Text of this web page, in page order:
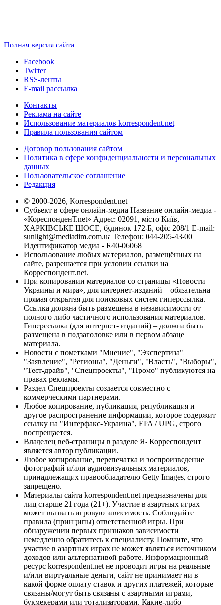
Полная версия сайта
Facebook
Twitter
RSS-ленты
E-mail рассылка
Контакты
Реклама на сайте
Использование материалов korrespondent.net
Правила пользования сайтом
Договор пользования сайтом
Политика в сфере конфиденциальности и персональных
данных
Пользовательское соглашение
Редакция
© 2000-2026, Korrespondent.net
Субъект в сфере онлайн-медиа Название онлайн-медиа -
«КореспонденТ.net» Адрес: 02091, місто Київ,
ХАРКІВСЬКЕ ШОСЕ, будинок 172-Б, офіс 208/1 E-mail:
sunlight@mediadim.com.ua Телефон: 044-205-43-00
Идентификатор медиа - R40-06068
Использование любых материалов, размещённых на
сайте, разрешается при условии ссылки на
Корреспондент.net.
При копировании материалов со страницы «Новости
Украины и мира», для интернет-изданий – обязательна
прямая открытая для поисковых систем гиперссылка.
Ссылка должна быть размещена в независимости от
полного либо частичного использования материалов.
Гиперссылка (для интернет- изданий) – должна быть
размещена в подзаголовке или в первом абзаце
материала.
Новости с пометками "Мнение", "Экспертиза",
"Заявление", "Регионы", "Деньги", "Власть", "Выборы",
"Тест-драйв", "Спецпроекты", "Промо" публикуются на
правах рекламы.
Раздел Спецпроекты создается совместно с
коммерческими партнерами.
Любое копирование, публикация, републикация и
другое распространение информации, которое содержит
ссылку на "Интерфакс-Украина", EPA / UPG, строго
воспрещается.
Владелец веб-страницы в разделе Я- Корреспондент
является автор публикации.
Любое копирование, перепечатка и воспроизведение
фотографий и/или аудиовизуальных материалов,
принадлежащих правообладателю Getty Images, строго
запрещено.
Материалы сайта korrespondent.net предназначены для
лиц старше 21 года (21+). Участие в азартных играх
может вызвать игровую зависимость. Соблюдайте
правила (принципы) ответственной игры. При
обнаружении первых признаков зависимости
немедленно обратитесь к специалисту. Помните, что
участие в азартных играх не может являться источником
доходов или альтернативой работе. Информационный
ресурс korrespondent.net не проводит игры на реальные
и/или виртуальные деньги, сайт не принимает ни в
какой форме оплату ставок и других платежей, которые
связаны/могут быть связаны с азартными играми,
букмекерами или тотализаторами. Какие-либо